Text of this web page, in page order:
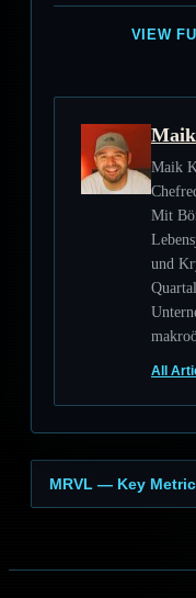
VIEW
Maik
Mit
und
All
MRVL — Key